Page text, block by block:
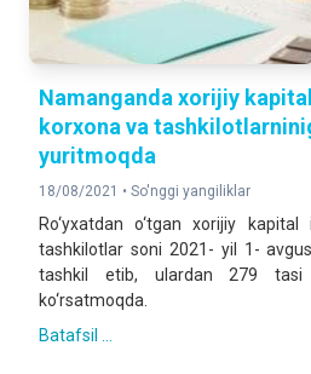
Namanganda xorijiy
korxona va
yuritmoqda
18/08/2021 • So'nggi yangiliklar
Ro‘yxatdan o‘tgan xorijiy
tashkilotlar soni 2021- yil 1-
tashkil etib, ulardan 279
ko‘rsatmoqda.
Batafsil ...